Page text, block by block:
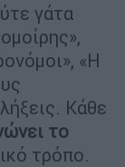
γάτα
«Η
Κάθε
το
τρόπο.